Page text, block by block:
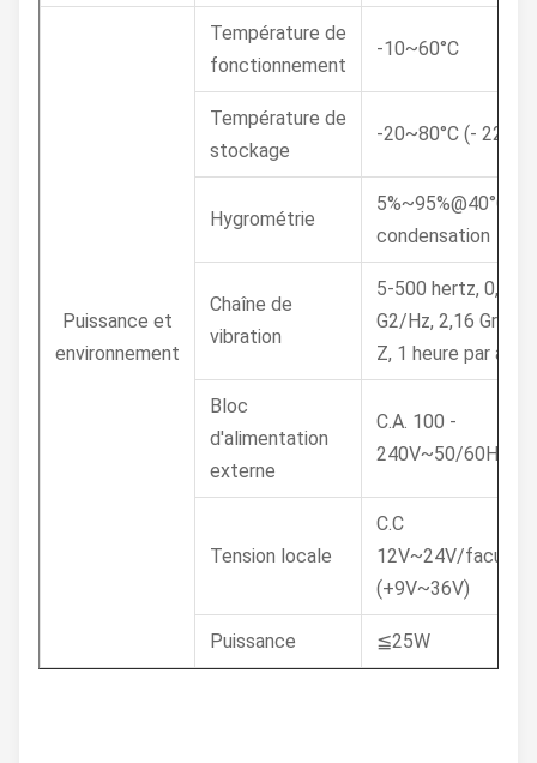
Puissance et
environnement
Température de
fonctionnement
-10~60°C
Température de
stockage
-20~80°C (-
Hygrométrie
5%~95%@40°C,
condensation
Chaîne de
vibration
5-500 hertz, 0,026
G2/Hz, 2,16 Grms,
Z, 1 heure par axe
Bloc
d'alimentation
externe
C.A. 100 -
240V~50/60Hz,
Tension locale
C.C
12V~24V/
(+9V~36V)
Puissance ≦25W